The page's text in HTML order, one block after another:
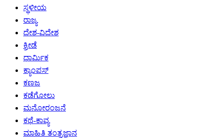
ಸ್ಥಳೀಯ
ರಾಜ್ಯ
ದೇಶ-ವಿದೇಶ
ಕ್ರೀಡೆ
ಧಾರ್ಮಿಕ
ಕ್ಯಾಂಪಸ್
ಕಣಜ
ಕಡೆಗೋಲು
ಮನೋರಂಜನೆ
ಕಥೆ-ಕಾವ್ಯ
ಮಾಹಿತಿ ತಂತ್ರಜ್ಞಾನ